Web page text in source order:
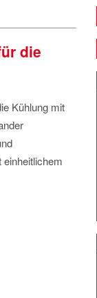
die
Kühlung mit